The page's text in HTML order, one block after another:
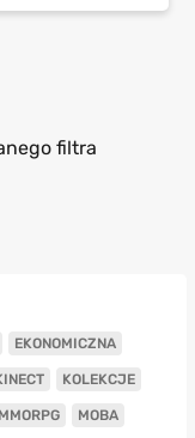
filtra
EKONOMICZNA
KOLEKCJE
MMORPG MOBA